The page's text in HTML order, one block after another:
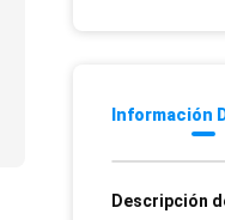
Información
Descripción